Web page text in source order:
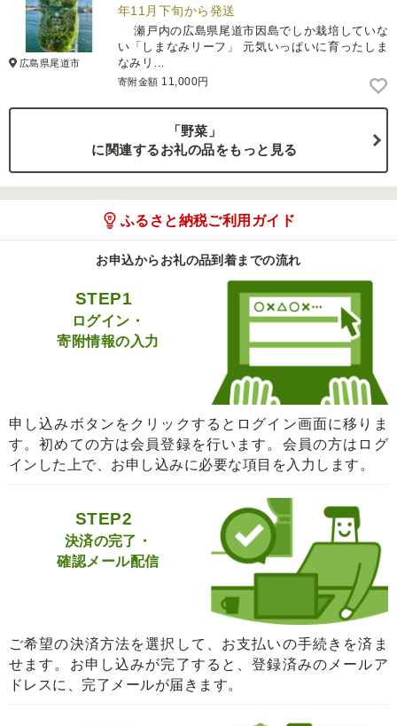
広島県尾道市
年11月下旬から発送
瀬戸内の広島県尾道市因島でしか栽培していな
い「しまなみリーフ」 元気いっぱいに育ったしま
なみリ…
寄附金額 11,000円
「野菜」
に関連するお礼の品をもっと見る
ふるさと納税ご利用ガイド
お申込からお礼の品到着までの流れ
STEP1
ログイン・
寄附情報の入力
申し込みボタンをクリックするとログイン画面に移りま
す。初めての方は会員登録を行います。会員の方はログ
インした上で、お申し込みに必要な項目を入力します。
STEP2
決済の完了・
確認メール配信
ご希望の決済方法を選択して、お支払いの手続きを済ま
せます。お申し込みが完了すると、登録済みのメールア
ドレスに、完了メールが届きます。